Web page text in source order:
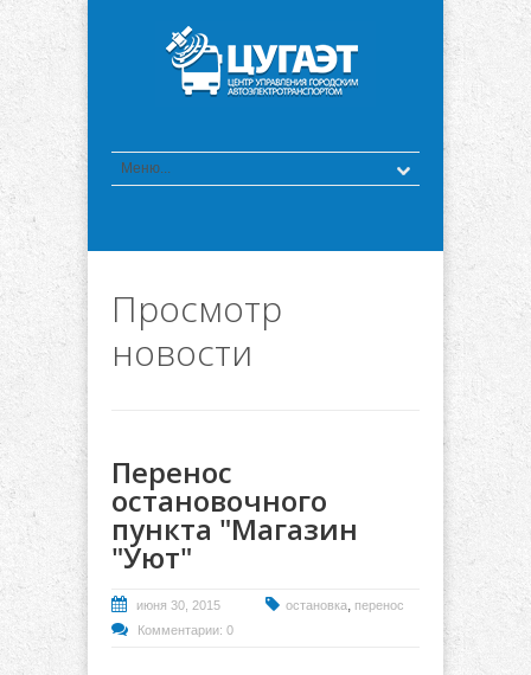
Просмотр
новости
Перенос
остановочного
пункта "Магазин
"Уют"
июня 30, 2015 остановка, перенос
Комментарии: 0